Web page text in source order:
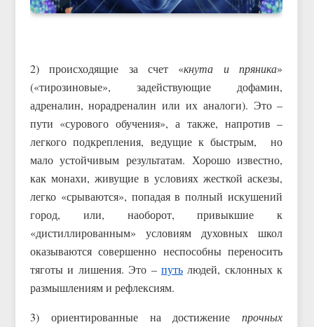
2) происходящие за счет «кнута и пряника»
(«тирозиновые», задействующие дофамин,
адреналин, норадреналин или их аналоги). Это –
пути «сурового обучения», а также, напротив –
легкого подкрепления, ведущие к быстрым, но
мало устойчивым результатам. Хорошо известно,
как монахи, живущие в условиях жесткой аскезы,
легко «срываются», попадая в полный искушений
город, или, наоборот, привыкшие к
«дистиллированным» условиям духовных школ
оказываются совершенно неспособны переносить
тяготы и лишения. Это – путьлюдей, склонных к
размышлениям и рефлексиям.
3) ориентированные на достижениепрочных